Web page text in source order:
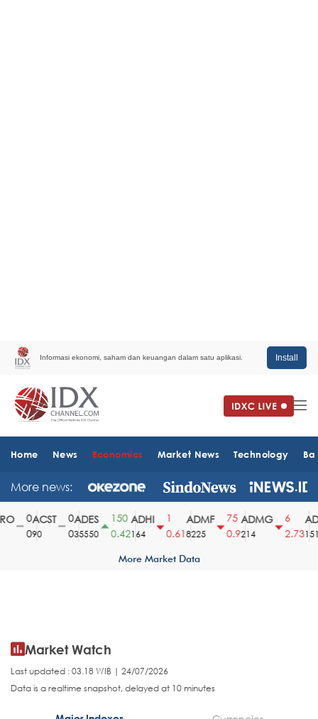
Informasi ekonomi, saham dan keuangan dalam satu aplikasi. Install
Home News Economics Market News Technology
More news:
ACST
90
ADES
35550
150
0.42
ADHI
164
0.61
ADMF
8225
75
0.9
ADMG
214
2.731510
More Market Data
Market Watch
Last updated : 03.18 WIB | 24/07/2026
Data is a realtime snapshot, delayed at 10 minutes